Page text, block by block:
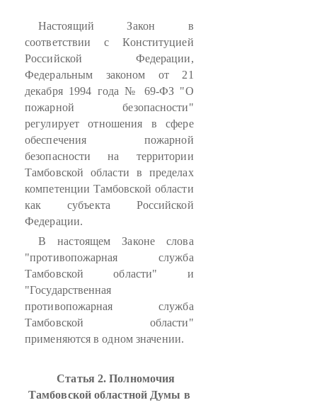
Настоящий Закон в
соответствии с Конституцией
Российской Федерации,
Федеральным законом от 21
декабря 1994 года № 69-ФЗ "О
пожарной безопасности"
регулирует отношения в сфере
обеспечения пожарной
безопасности на территории
Тамбовской области в пределах
компетенции Тамбовской области
как субъекта Российской
Федерации.
В настоящем Законе слова
"противопожарная служба
Тамбовской области" и
"Государственная
противопожарная служба
Тамбовской области"
применяются в одном значении.
Статья 2. Полномочия
Тамбовской областной Думы в